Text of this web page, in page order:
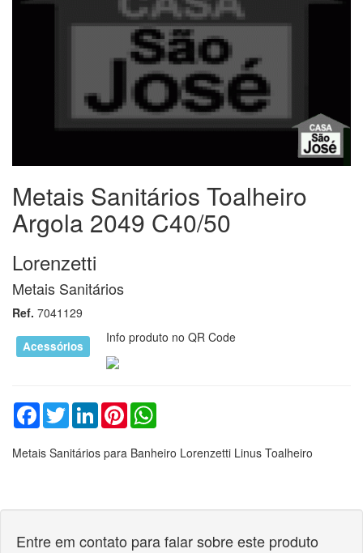
Metais Sanitários Toalheiro
Argola 2049 C40/50
Lorenzetti
Metais Sanitários
Ref. 7041129
Acessórios
Info produto no QR Code
Facebook
TwitterLinkedInPinterest
Metais Sanitários para Banheiro Lorenzetti Linus Toalheiro
Entre em contato para falar sobre este produto